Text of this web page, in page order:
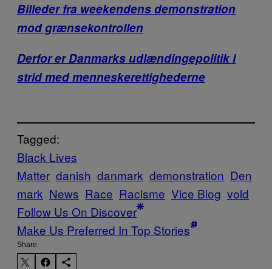
Billeder fra weekendens demonstration
mod grænsekontrollen
Derfor er Danmarks udlændingepolitik i
strid med menneskerettighederne
Tagged:
Black Lives
Matter danish danmark demonstration Den
mark News Race Racisme Vice Blog vold
Follow Us On Discover
Make Us Preferred In Top Stories
Share: